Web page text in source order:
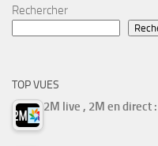
Rechercher
TOP VUES
2M live , 2M en direct